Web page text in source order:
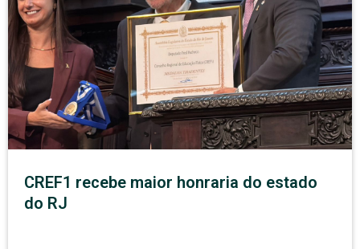
CREF1 recebe maior honraria do estado
do RJ